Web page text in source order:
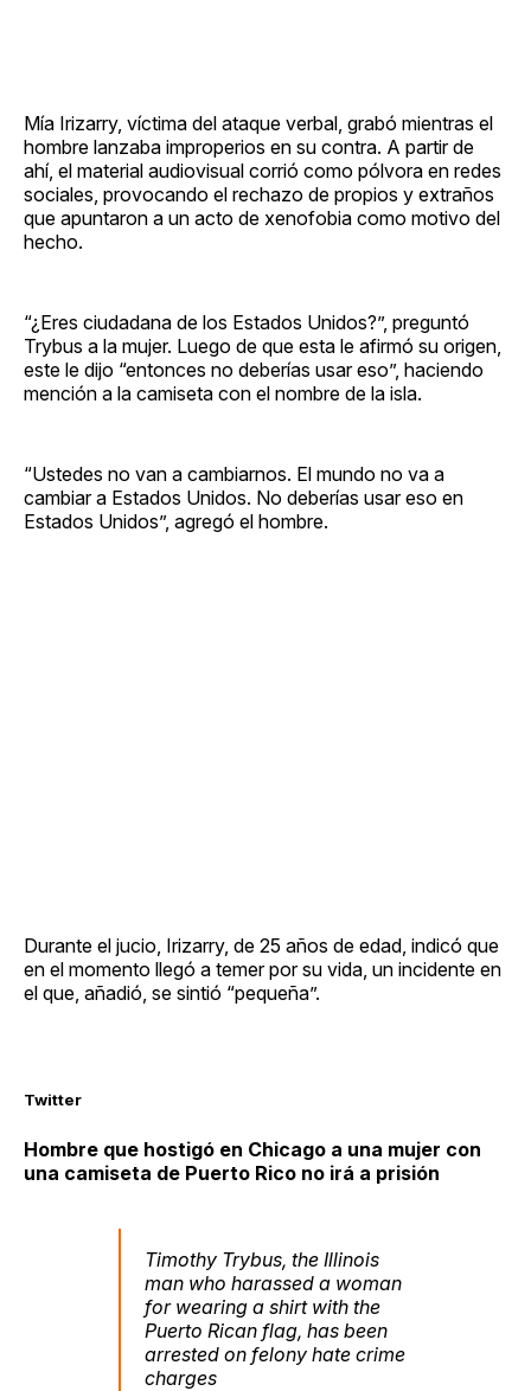
Mía Irizarry, víctima del ataque verbal, grabó mientras el
hombre lanzaba improperios en su contra. A partir de
ahí, el material audiovisual corrió como pólvora en redes
sociales, provocando el rechazo de propios y extraños
que apuntaron a un acto de xenofobia como motivo del
hecho.
“¿Eres ciudadana de los Estados Unidos?”, preguntó
Trybus a la mujer. Luego de que esta le afirmó su origen,
este le dijo “entonces no deberías usar eso”, haciendo
mención a la camiseta con el nombre de la isla.
“Ustedes no van a cambiarnos. El mundo no va a
cambiar a Estados Unidos. No deberías usar eso en
Estados Unidos”, agregó el hombre.
Durante el jucio, Irizarry, de 25 años de edad, indicó que
en el momento llegó a temer por su vida, un incidente en
el que, añadió, se sintió “pequeña”.
Twitter
Hombre que hostigó en Chicago a una mujer con
una camiseta de Puerto Rico no irá a prisión
Timothy Trybus, the Illinois
man who harassed a woman
for wearing a shirt with the
Puerto Rican flag, has been
arrested on felony hate crime
charges